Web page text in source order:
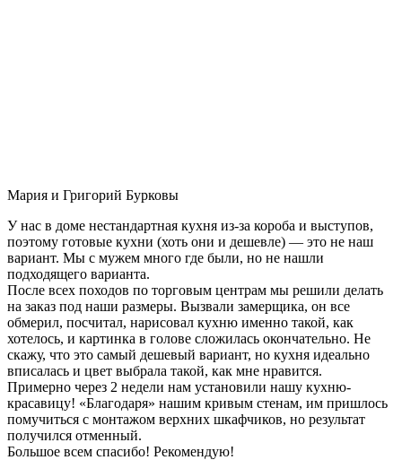
Мария и Григорий Бурковы
У нас в доме нестандартная кухня из-за короба и выступов,
поэтому готовые кухни (хоть они и дешевле) — это не наш
вариант. Мы с мужем много где были, но не нашли
подходящего варианта.
После всех походов по торговым центрам мы решили делать
на заказ под наши размеры. Вызвали замерщика, он все
обмерил, посчитал, нарисовал кухню именно такой, как
хотелось, и картинка в голове сложилась окончательно. Не
скажу, что это самый дешевый вариант, но кухня идеально
вписалась и цвет выбрала такой, как мне нравится.
Примерно через 2 недели нам установили нашу кухню-
красавицу! «Благодаря» нашим кривым стенам, им пришлось
помучиться с монтажом верхних шкафчиков, но результат
получился отменный.
Большое всем спасибо! Рекомендую!